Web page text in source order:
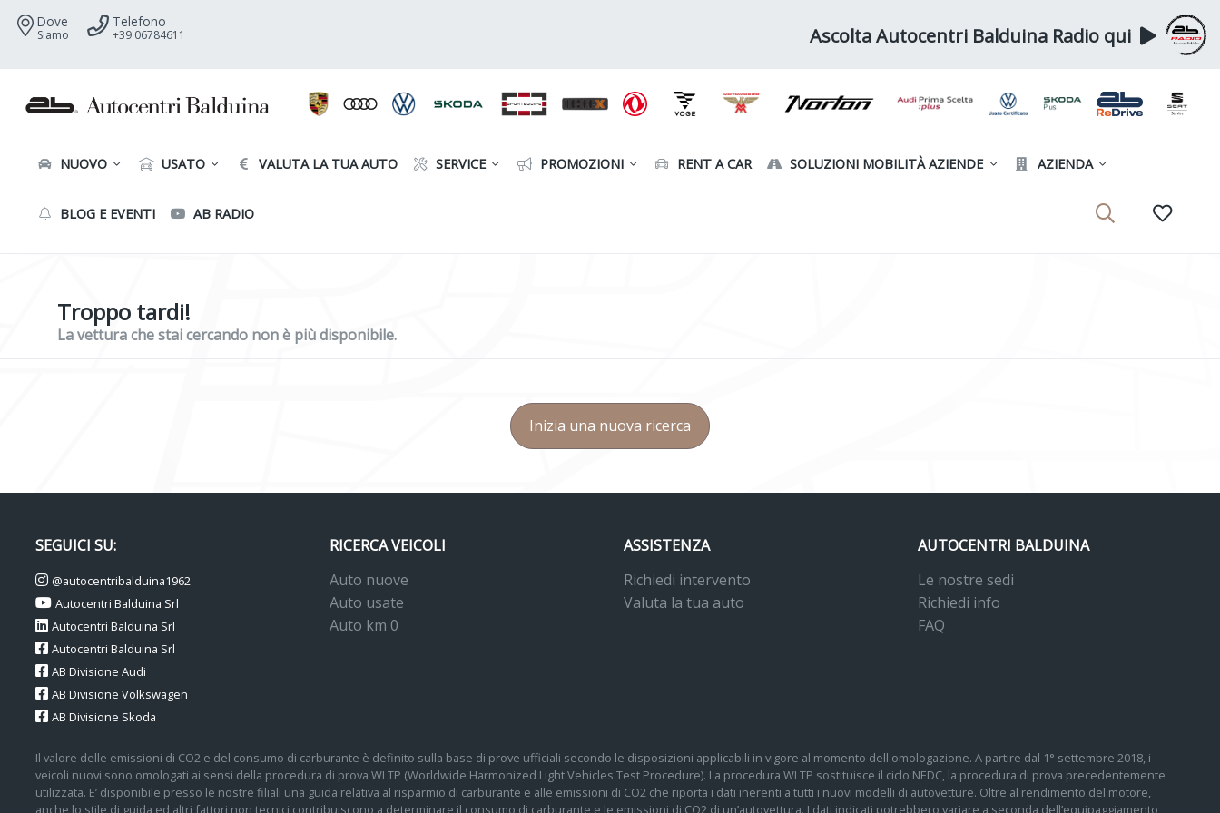
Dove
Siamo
Telefono
+39 06784611 Ascolta Autocentri Balduina Radio qui
NUOVO USATO VALUTA LA TUA AUTO SERVICE PROMOZIONI RENT A CAR SOLUZIONI MOBILITÀ AZIENDE AZIENDA
BLOG E EVENTI AB RADIO
Troppo tardi!
La vettura che stai cercando non è più disponibile.
Inizia una nuova ricerca
SEGUICI SU:
@autocentribalduina1962
Autocentri Balduina Srl
Autocentri Balduina Srl
Autocentri Balduina Srl
AB Divisione Audi
AB Divisione Volkswagen
AB Divisione Skoda
RICERCA VEICOLI
Auto nuove
Auto usate
Auto km 0
ASSISTENZA
Richiedi intervento
Valuta la tua auto
AUTOCENTRI BALDUINA
Le nostre sedi
Richiedi info
FAQ
Il valore delle emissioni di CO2 e del consumo di carburante è definito sulla base di prove ufficiali secondo le disposizioni applicabili in vigore al momento dell'omologazione. A partire dal 1° settembre 2018, i
veicoli nuovi sono omologati ai sensi della procedura di prova WLTP (Worldwide Harmonized Light Vehicles Test Procedure). La procedura WLTP sostituisce il ciclo NEDC, la procedura di prova precedentemente
utilizzata. E’ disponibile presso le nostre filiali una guida relativa al risparmio di carburante e alle emissioni di CO2 che riporta i dati inerenti a tutti i nuovi modelli di autovetture. Oltre al rendimento del motore,
anche lo stile di guida ed altri fattori non tecnici contribuiscono a determinare il consumo di carburante e le emissioni di CO2 di un’autovettura. I dati indicati potrebbero variare a seconda dell’equipaggiamento